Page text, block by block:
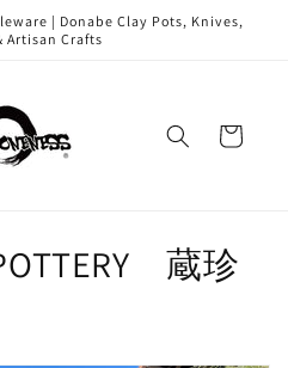
| Donabe Clay Pots, Knives,
Artisan Crafts
Cart
蔵珍